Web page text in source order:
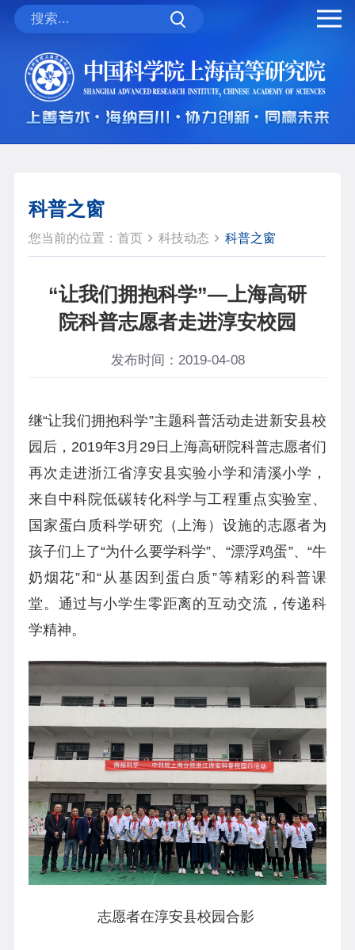
科普之窗
您当前的位置： 首页 科技动态 科普之窗
“让我们拥抱科学”—上海高研
院科普志愿者走进淳安校园
发布时间：2019-04-08
继“让我们拥抱科学”主题科普活动走进新安县校
园后， 2019年3月 29日上海高研院科普志愿者们
再次走进浙江省淳安县实验小学和清溪小学，
来自中科院低碳转化科学与工程重点实验室、
国家蛋白质科学研究（上海）设施的志愿者为
孩子们上了“为什么要学科学”、“漂浮鸡蛋”、“牛
奶烟花”和“从基因到蛋白质”等精彩的科普课
堂。通过与小学生零距离的互动交流，传递科
学精神。
志愿者在淳安县校园合影